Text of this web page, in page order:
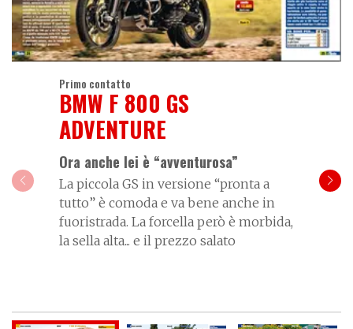
Primo contatto
BMW F 800 GS
ADVENTURE
Ora anche lei è “avventurosa”
La piccola GS in versione “pronta a
tutto” è comoda e va bene anche in
fuoristrada. La forcella però è morbida,
la sella alta... e il prezzo salato